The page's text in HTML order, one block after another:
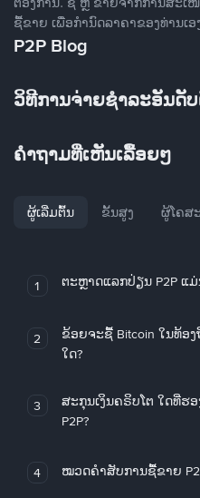
ຊື້ຂາຍ ເພື່ອກໍານົດລາຄາຂອງທ່ານເອ
P2P Blog
ວິທີການຈ່າຍຊຳລະອັນດັ
ຄໍາຖາມທີ່ເຫັນເລື້ອຍໆ
ຜູ້ເລີ່ມຕົ້ນ ຂັ້ນສູງ ຜູ້ໂຄສ
1 ຕະຫຼາດແລກປ່ຽນ P2P ແ
2
ຂ້ອຍຈະຊື້ Bitcoin ໃນທ້ອງ
ໃດ?
3
ສະກຸນເງິນຄຣິບໂຕ ໃດທີ່ຮ
P2P?
4 ໝວດຄໍາສັບການຊື້ຂາຍ